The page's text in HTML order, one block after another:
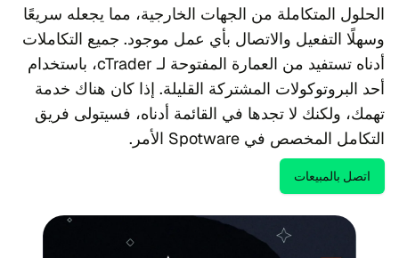
الحلول المتكاملة من الجهات الخارجية، مما يجعله سريعًا
وسهلًا التفعيل والاتصال بأي عمل موجود. جميع التكاملات
أدناه تستفيد من العمارة المفتوحة لـ cTrader، باستخدام
أحد البروتوكولات المشتركة القليلة. إذا كان هناك خدمة
تهمك، ولكنك لا تجدها في القائمة أدناه، فسيتولى فريق
التكامل المخصص في Spotware الأمر.
اتصل بالمبيعات